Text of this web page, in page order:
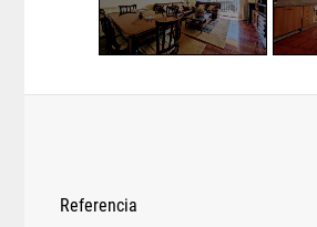
Referencia